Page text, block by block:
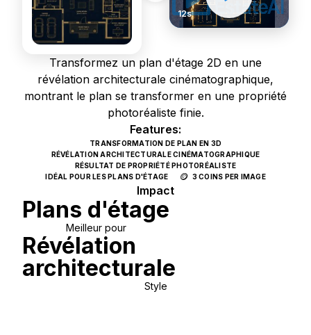
12s
Transformez un plan d'étage 2D en une
révélation architecturale cinématographique,
montrant le plan se transformer en une propriété
photoréaliste finie.
Features:
TRANSFORMATION DE PLAN EN 3D
RÉVÉLATION ARCHITECTURALE CINÉMATOGRAPHIQUE
RÉSULTAT DE PROPRIÉTÉ PHOTORÉALISTE
IDÉAL POUR LES PLANS D'ÉTAGE
🪙 3 COINS PER IMAGE
Impact
Plans d'étage
Meilleur pour
Révélation
architecturale
Style